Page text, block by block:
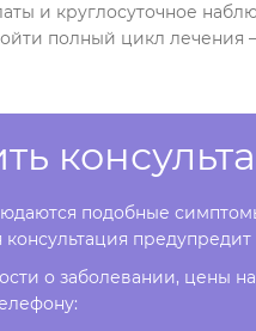
и круглосуточное
полный цикл
подобные
о заболевании, цены